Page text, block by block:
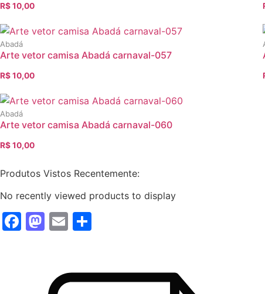
O
preço
original
era:
R$ 12,00.
R$10,00
O
preço
atual
é:
R$ 10,00.
Abadá
Arte vetor camisa Abadá carnaval-057
O
preço
original
era:
R$ 12,00.
R$10,00
O
preço
atual
é:
R$ 10,00.
Abadá
Arte vetor camisa Abadá carnaval-060
O
original
R$ 12,00.
R$10,00
O
atual
R$ 10,00.
Produtos Vistos Recentemente:
No recently viewed products to display
Facebook
Mastodon
Email